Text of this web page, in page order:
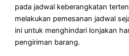
pada jadwal keberangkatan
melakukan pemesanan jadwal
ini untuk menghindari lonjakan
pengiriman barang.